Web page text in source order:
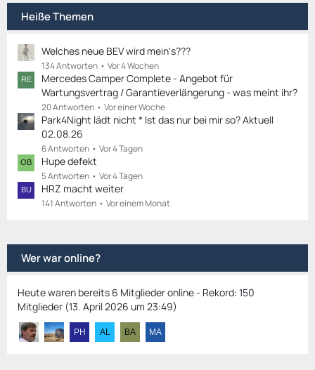
Heiße Themen
Welches neue BEV wird mein‘s???
134 Antworten Vor 4 Wochen
Mercedes Camper Complete - Angebot für
Wartungsvertrag / Garantieverlängerung - was meint ihr?
20 Antworten Vor einer Woche
Park4Night lädt nicht * Ist das nur bei mir so? Aktuell
02.08.26
6 Antworten Vor 4 Tagen
Hupe defekt
5 Antworten Vor 4 Tagen
HRZ macht weiter
141 Antworten Vor einem Monat
Wer war online?
Heute waren bereits 6 Mitglieder online - Rekord: 150
Mitglieder (13. April 2026 um 23:49)